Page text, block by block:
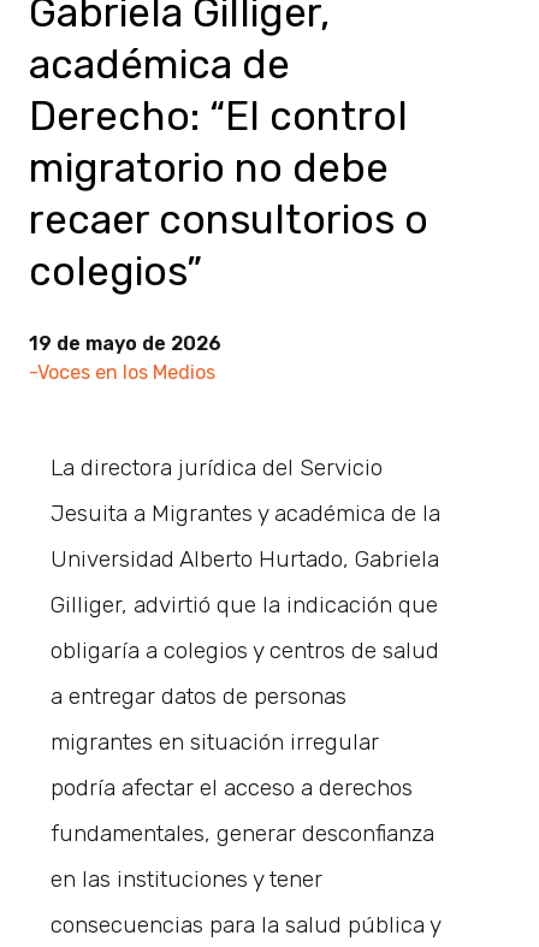
Gabriela Gilliger,
académica de
Derecho: “El control
migratorio no debe
recaer consultorios o
colegios”
19 de mayo de 2026
-Voces en los Medios
La directora jurídica del Servicio
Jesuita a Migrantes y académica de la
Universidad Alberto Hurtado, Gabriela
Gilliger, advirtió que la indicación que
obligaría a colegios y centros de salud
a entregar datos de personas
migrantes en situación irregular
podría afectar el acceso a derechos
fundamentales, generar desconfianza
en las instituciones y tener
consecuencias para la salud pública y